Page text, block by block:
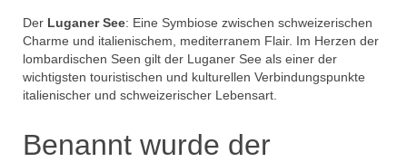
Der Luganer See: Eine Symbiose zwischen schweizerischen
Charme und italienischem, mediterranem Flair. Im Herzen der
lombardischen Seen gilt der Luganer See als einer der
wichtigsten touristischen und kulturellen Verbindungspunkte
italienischer und schweizerischer Lebensart.
Benannt wurde der